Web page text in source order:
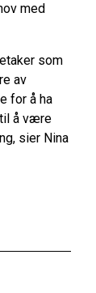
med
som
av
for å ha
å være
sier Nina